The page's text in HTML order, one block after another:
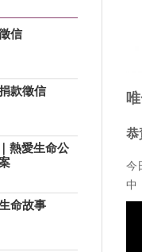
恭
今
中
信
款徵信
熱愛生命公
命故事